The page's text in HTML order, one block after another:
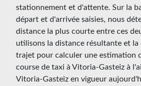
stationnement et d'attente. Sur la
départ et d'arrivée saisies, nous
distance la plus courte entre ces
utilisons la distance résultante et la
trajet pour calculer une estimation
course de taxi à Vitoria-Gasteiz à
Vitoria-Gasteiz en vigueur